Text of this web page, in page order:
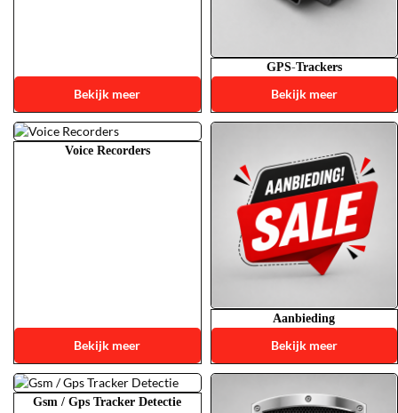
Bekijk meer
GPS-Trackers
Bekijk meer
Voice Recorders
Bekijk meer
Aanbieding
Bekijk meer
Gsm / Gps Tracker Detectie